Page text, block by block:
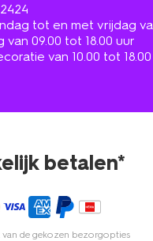
tot en met vrijdag
van 09.00 tot 18.00 uur
van 10.00 tot
betalen*
van de gekozen bezorgopties